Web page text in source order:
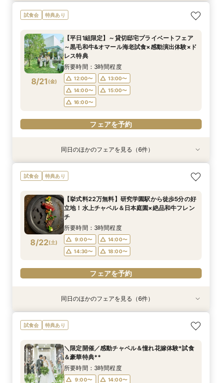
8/20(木)
【タイパ重視！60分で完結◎】オンラインで会
場案内＆相談会
12:00〜
13:00〜
16:00〜
フェアを予約
8/20(木)
【6名～30名の少人数婚】挙式＆会食Newプラ
ン誕生！無料試食付
12:00〜
13:00〜
14:00〜
16:00〜
フェアを予約
8/20(木)
1件目がお得★1stステップ相談会＆試食×予算相
談*商品券1万円
12:00〜
13:00〜
14:00〜
16:00〜
フェアを予約
8/20(木)
【2件目以上の方】最短60分！《会場選び&見積
もり》徹底比較相談会
12:00〜
13:00〜
14:00〜
16:00〜
フェアを予約
8/20(木)
【和婚をお考えの方へ】挙式会場見学&「和」の
演出体験♪常陸牛と旬のお魚料理の贅沢食べ比べ
希望をじっくり伺い専属プランナーがご提案♪
所要時間：3時間程度
12:00〜
14:00〜
15:00〜
16:00〜
フェアを予約
試食会 特典あり
8/21 (金)
【平日1組限定】～貸切邸宅プライベートフェア
～黒毛和牛&オマール海老試食×感動演出体験×ド
レス特典
所要時間：3時間程度
12:00〜
13:00〜
14:00〜
15:00〜
16:00〜
フェアを予約
特典あり
8/21(金)
*＊美食堪能フェア＊*贅沢和フレンチ無料試食×
四季の彩る全館見学&貸切邸宅ツアー♪
12:00〜
13:00〜
16:00〜
フェアを予約
8/21(金)
【タイパ重視！60分で完結◎】オンラインで会
場案内＆相談会
12:00〜
13:00〜
フェアを予約
特典あり
8/21(金)
【6名～30名の少人数婚】挙式＆会食Newプラ
ン誕生！無料試食付
12:00〜
13:00〜
16:00〜
フェアを予約
特典あり
8/21(金)
1件目がお得★1stステップ相談会＆試食×予算相
談*商品券1万円
12:00〜
13:00〜
16:00〜
フェアを予約
8/21(金)
【2件目以上の方】最短60分！《会場選び&見積
もり》徹底比較相談会
12:00〜
13:00〜
16:00〜
フェアを予約
特典あり
8/21(金)
【和婚をお考えの方へ】挙式会場見学&「和」の
演出体験♪常陸牛と旬のお魚料理の贅沢食べ比べ
希望をじっくり伺い専属プランナーがご提案♪
所要時間：3時間程度
14:00〜
15:00〜
16:00〜
同日のほかのフェアを見る（6件）
試食会 特典あり
8/22(土)
【挙式料22万無料】研究学園駅から徒歩5分の好
立地！水上チャペル＆日本庭園×絶品和牛フレン
チ
所要時間：3時間程度
9:00〜
14:00〜
14:30〜
18:00〜
フェアを予約
特典あり
8/22 (土)
【和婚をお考えの方へ】1stステップ相談会◎挙
式会場見学&「和」の演出体験♪常陸牛と旬のお魚
写真などおふたりの希望をじっくり伺い専属プラ
ンナーがご提案♪
所要時間：3時間程度
14:30〜
8/22 (土)
【タイパ重視！60分で完結◎】会場案内＆相談
会
9:00〜
18:00〜
特典あり
8/22 (土)
【6名～30名の少人数婚】挙式＆会食Newプラ
ン誕生！無料試食付
9:00〜
14:30〜
8/22 (土)
【2件目以降に】ふたりの悩みを解消！徹底比較
相談会
9:00〜
14:30〜
18:00〜
特典あり
8/22 (土)
【1件目がお得】1stステップ相談&試食×予算相談
*ギフト券プレゼント
9:00〜
14:30〜
特典あり
8/22 (土)
＼茨城人気3会場一気に見学！／憧れ花嫁体験×
贅沢フィレ試食◎
9:00〜
14:30〜
同日のほかのフェアを見る（6件）
試食会 特典あり
＼限定開催／感動チャペル＆憧れ花嫁体験*試食
＆豪華特典**
所要時間：3時間程度
9:00〜
14:00〜